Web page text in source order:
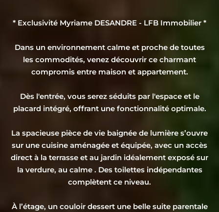
* Exclusivité Myriame DESANDRE - LFB Immobilier *
Dans un environnement calme et proche de toutes
les commodités, venez découvrir ce charmant
compromis entre maison et appartement.
Dès l'entrée, vous serez séduits par l'espace et le
placard intégré, offrant une fonctionnalité optimale.
La spacieuse pièce de vie baignée de lumière s’ouvre
sur une cuisine aménagée et équipée, avec un accès
direct à la terrasse et au jardin idéalement exposé sur
la verdure, au calme . Des toilettes indépendantes
complètent ce niveau.
À l’étage, un couloir dessert une belle suite parentale